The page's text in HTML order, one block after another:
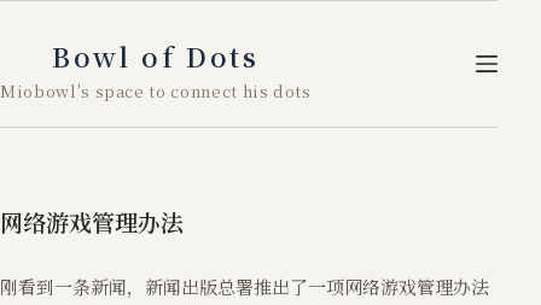
容
Bowl of Dots
Miobowl's space to connect his dots
网络游戏管理办法
刚看到一条新闻，新闻出版总署推出了一项网络游戏管理办法